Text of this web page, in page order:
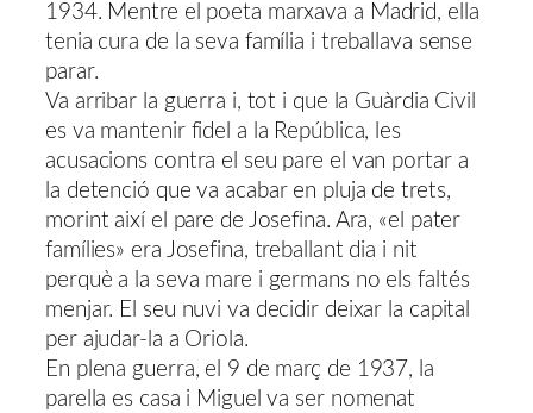
1934. Mentre el poeta marxava a Madrid, ella
tenia cura de la seva família i treballava sense
parar.
Va arribar la guerra i, tot i que la Guàrdia Civil
es va mantenir fidel a la República, les
acusacions contra el seu pare el van portar a
la detenció que va acabar en pluja de trets,
morint així el pare de Josefina. Ara, «el pater
famílies» era Josefina, treballant dia i nit
perquè a la seva mare i germans no els faltés
menjar. El seu nuvi va decidir deixar la capital
per ajudar-la a Oriola.
En plena guerra, el 9 de març de 1937, la
parella es casa i Miguel va ser nomenat